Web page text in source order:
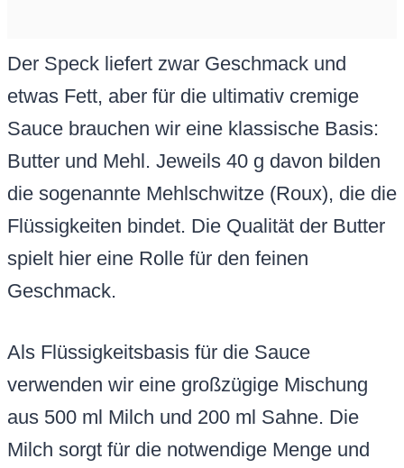
Der Speck liefert zwar Geschmack und
etwas Fett, aber für die ultimativ cremige
Sauce brauchen wir eine klassische Basis:
Butter und Mehl. Jeweils 40 g davon bilden
die sogenannte Mehlschwitze (Roux), die die
Flüssigkeiten bindet. Die Qualität der Butter
spielt hier eine Rolle für den feinen
Geschmack.
Als Flüssigkeitsbasis für die Sauce
verwenden wir eine großzügige Mischung
aus 500 ml Milch und 200 ml Sahne. Die
Milch sorgt für die notwendige Menge und